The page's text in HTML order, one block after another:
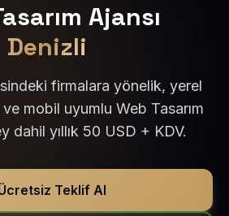
Ajansı
Denizli
firmalara yönelik, yerel
mobil uyumlu Web Tasarım
dahil yıllık 50 USD + KDV.
Teklif Al